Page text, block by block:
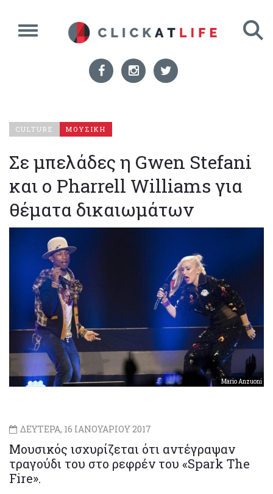
CULTURE ΜΟΥΣΙΚΗ
Σε μπελάδες η Gwen Stefani
και ο Pharrell Williams για
θέματα δικαιωμάτων
Mario Anzuoni
ΔΕΥΤΕΡΑ, 16 ΙΑΝΟΥΑΡΙΟΥ 2017
Μουσικός ισχυρίζεται ότι αντέγραψαν
τραγούδι του στο ρεφρέν του «Spark The
Fire».